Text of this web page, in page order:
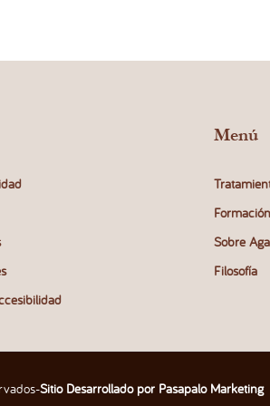
Menú
Formación
Sobre
Filosofía
-Sitio Desarrollado por Pasapalo Marketing